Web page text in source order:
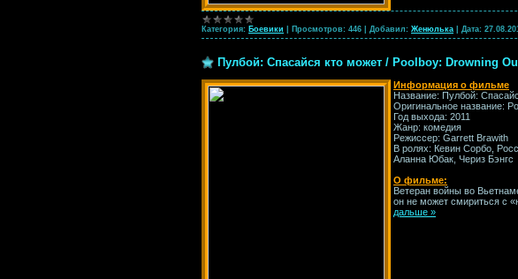
Категория: Боевики Просмотров: 446 Добавил: Женюлька Дата:
Пулбой: Спасайся кто может / Poolboy: Drowning
Информация о фильме
Название: Пулбой:
Оригинальное название:
Год выхода: 2011
Жанр: комедия
Режиссер: Garrett Brawith
В ролях: Кевин Сорбо,
Аланна Юбак, Чериз Бэнгс
О фильме:
Ветеран войны во
он не может смириться с
дальше »